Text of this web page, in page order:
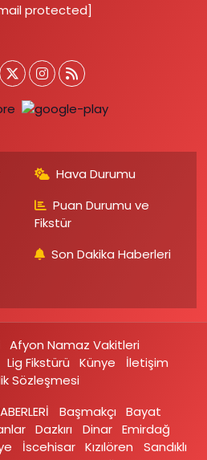
protected]
Hava Durumu
Puan Durumu ve
Fikstür
Son Dakika Haberleri
Afyon Namaz Vakitleri
Lig Fikstürü Künye
İletişim
Sözleşmesi
Başmakçı
Bayat
Dazkırı Dinar Emirdağ‎
İscehisar Kızılören‎
Sandıklı‎